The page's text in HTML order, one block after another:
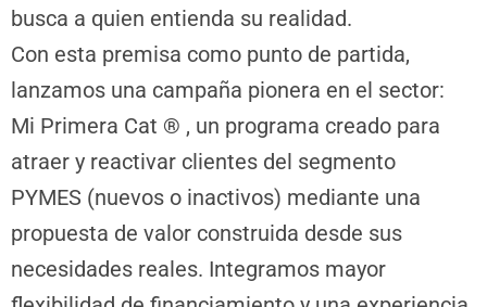
busca a quien entienda su realidad.
Con esta premisa como punto de partida,
lanzamos una campaña pionera en el sector:
Mi Primera Cat ® , un programa creado para
atraer y reactivar clientes del segmento
PYMES (nuevos o inactivos) mediante una
propuesta de valor construida desde sus
necesidades reales. Integramos mayor